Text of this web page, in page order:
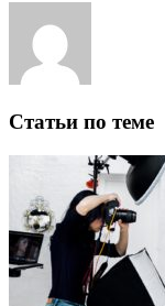
Статьи по теме